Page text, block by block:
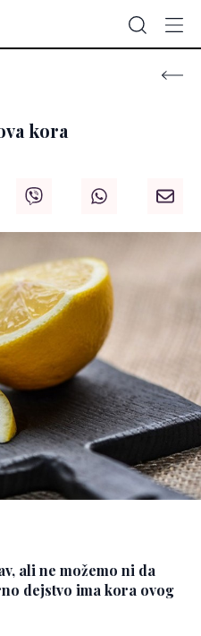
kora
ali ne možemo ni da
dejstvo ima kora ovog